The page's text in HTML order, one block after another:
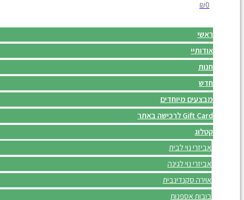
₪0
ראשי
אודותיי
חנות
חדש
מבצעים מיוחדים
Gift Card לרכישה באתר
קטלוג
אביזרי נוי לבית
אביזרי נוי לגינה
אוירה סקנדינבית
בובות אספנות